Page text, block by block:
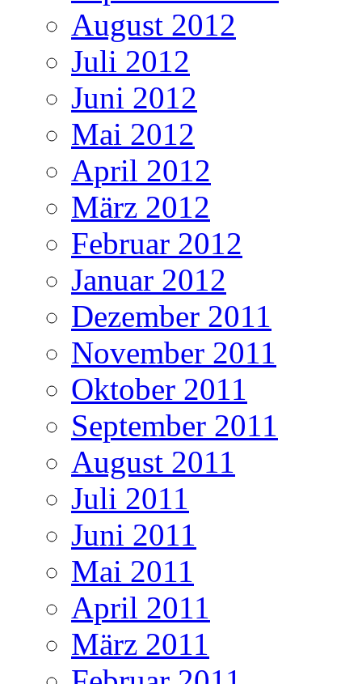
August 2012
Juli 2012
Juni 2012
Mai 2012
April 2012
März 2012
Februar 2012
Januar 2012
Dezember 2011
November 2011
Oktober 2011
September 2011
August 2011
Juli 2011
Juni 2011
Mai 2011
April 2011
März 2011